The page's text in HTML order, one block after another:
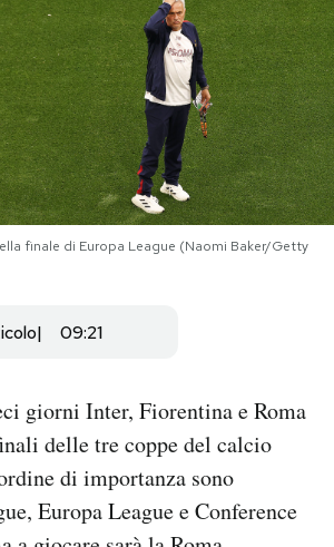
aiuto?
finale di Europa League (Naomi Baker/Getty
09:21
giorni Inter, Fiorentina e Roma
delle tre coppe del calcio
di importanza sono
Europa League e Conference